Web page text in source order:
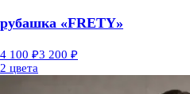
рубашка «FRETY»
4 100 ₽3 200 ₽
2 цвета